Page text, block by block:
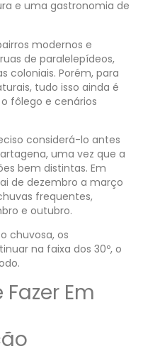
e uma gastronomia de
modernos e
de paralelepídeos,
coloniais. Porém, para
tudo isso ainda é
fôlego e cenários
considerá-lo antes
uma vez que a
bem distintas. Em
de dezembro a março
frequentes,
e outubro.
chuvosa, os
na faixa dos 30º, o